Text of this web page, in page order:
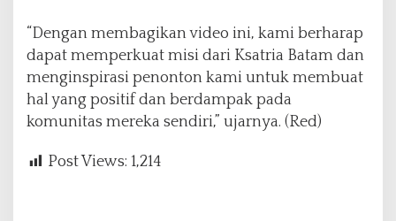
“Dengan membagikan video ini, kami berharap
dapat memperkuat misi dari Ksatria Batam dan
menginspirasi penonton kami untuk membuat
hal yang positif dan berdampak pada
komunitas mereka sendiri,” ujarnya. (Red)
Post Views: 1,214